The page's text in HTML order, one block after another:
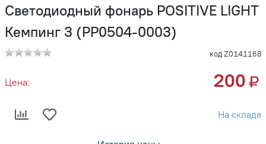
Светодиодный фонарь POSITIVE LIGHT
Кемпинг 3 (PP0504-0003)
код Z0141168
Цена: 200
На складе